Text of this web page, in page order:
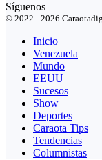
Síguenos
© 2022 - 2026
Inicio
Venezuela
Mundo
EEUU
Sucesos
Show
Deportes
Caraota Tips
Tendencias
Columnistas